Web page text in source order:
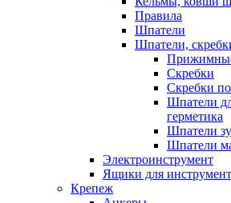
Правила
Шпатели
Шпатели,
Скребки
Скребки
Шпатели
герметика
Шпатели
Шпатели
Электроинструмент
Ящики для
Крепеж